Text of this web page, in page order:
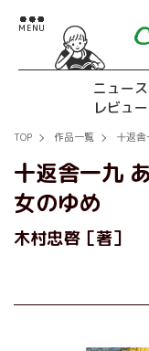
ニュース
レビュー
TOP 作品一覧 十返
十返舎一九
女のゆめ
木村忠啓［著］